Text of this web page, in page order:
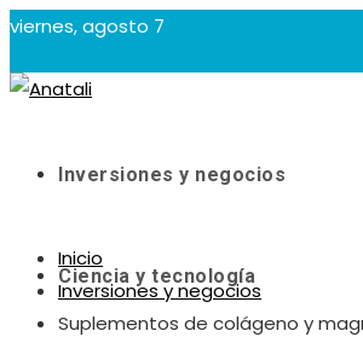
viernes, agosto 7
Inversiones y negocios
Ciencia y tecnología
Inicio
Inversiones y negocios
Suplementos de colágeno y